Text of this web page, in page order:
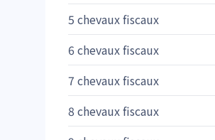
5 chevaux fiscaux
6 chevaux fiscaux
7 chevaux fiscaux
8 chevaux fiscaux